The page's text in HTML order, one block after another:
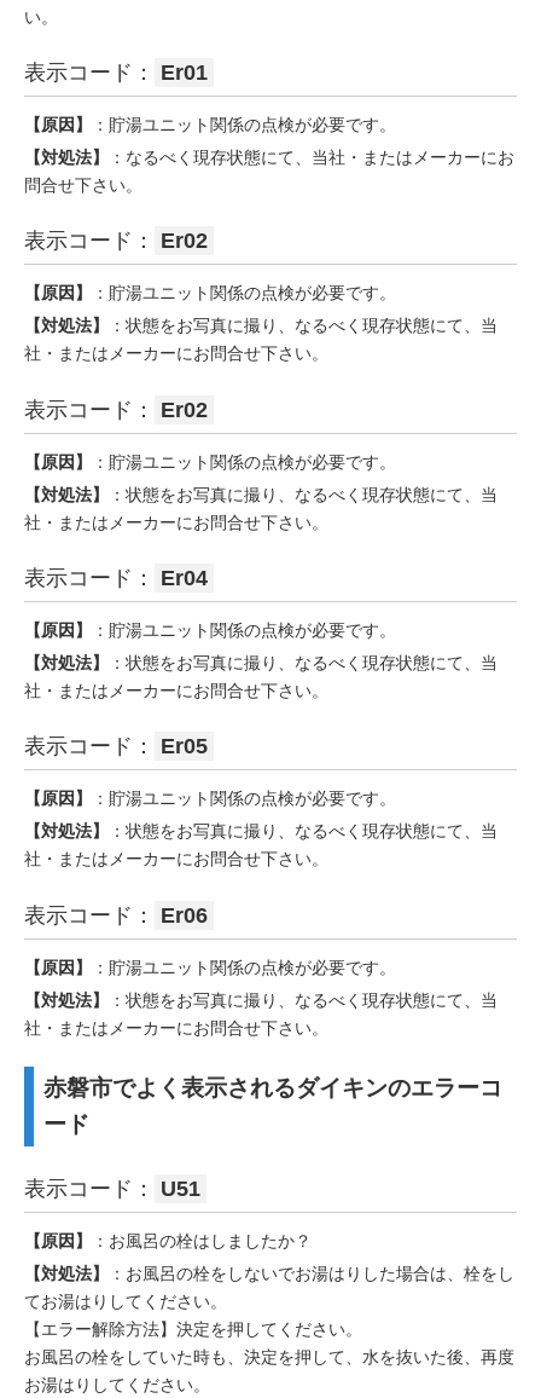
い。
表示コード： Er01
【原因】
：貯湯ユニット関係の点検が必要です。
【対処法】
：なるべく現存状態にて、当社・またはメーカーにお
問合せ下さい。
表示コード： Er02
【原因】
：貯湯ユニット関係の点検が必要です。
【対処法】
：状態をお写真に撮り、なるべく現存状態にて、当
社・またはメーカーにお問合せ下さい。
表示コード： Er02
【原因】
：貯湯ユニット関係の点検が必要です。
【対処法】
：状態をお写真に撮り、なるべく現存状態にて、当
社・またはメーカーにお問合せ下さい。
表示コード： Er04
【原因】
：貯湯ユニット関係の点検が必要です。
【対処法】
：状態をお写真に撮り、なるべく現存状態にて、当
社・またはメーカーにお問合せ下さい。
表示コード： Er05
【原因】
：貯湯ユニット関係の点検が必要です。
【対処法】
：状態をお写真に撮り、なるべく現存状態にて、当
社・またはメーカーにお問合せ下さい。
表示コード： Er06
【原因】
：貯湯ユニット関係の点検が必要です。
【対処法】
：状態をお写真に撮り、なるべく現存状態にて、当
社・またはメーカーにお問合せ下さい。
赤磐市でよく表示されるダイキンのエラーコ
ード
表示コード： U51
【原因】
：お風呂の栓はしましたか？
【対処法】
：お風呂の栓をしないでお湯はりした場合は、栓をし
てお湯はりしてください。
【エラー解除方法】決定を押してください。
お風呂の栓をしていた時も、決定を押して、水を抜いた後、再度
お湯はりしてください。